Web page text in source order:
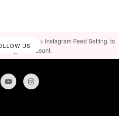
US
Like & View > Instagram Feed Setting, to
account.